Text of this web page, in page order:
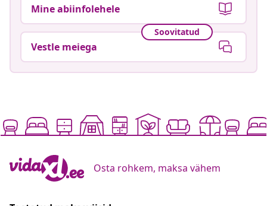
Mine abiinfolehele
Soovitatud
Vestle meiega
Osta rohkem, maksa vähem